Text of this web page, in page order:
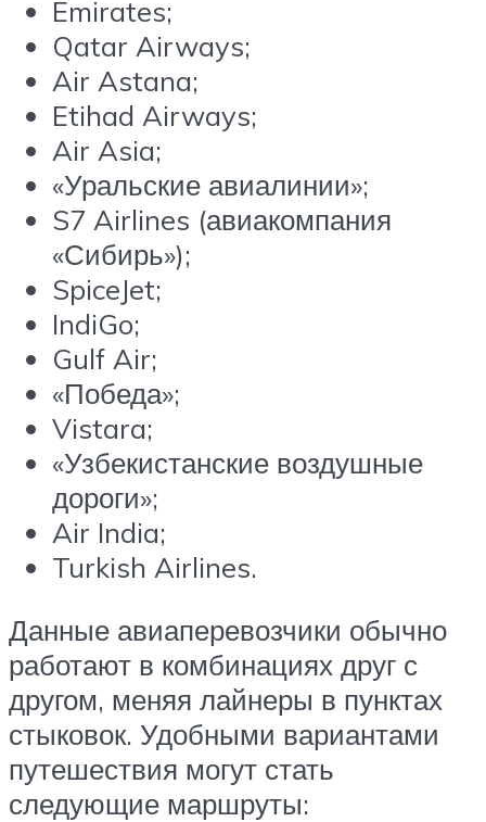
Emirates;
Qatar Airways;
Air Astana;
Etihad Airways;
Air Asia;
«Уральские авиалинии»;
S7 Airlines (авиакомпания
«Сибирь»);
SpiceJet;
IndiGo;
Gulf Air;
«Победа»;
Vistara;
«Узбекистанские воздушные
дороги»;
Air India;
Turkish Airlines.
Данные авиаперевозчики обычно
работают в комбинациях друг с
другом, меняя лайнеры в пунктах
стыковок. Удобными вариантами
путешествия могут стать
следующие маршруты: